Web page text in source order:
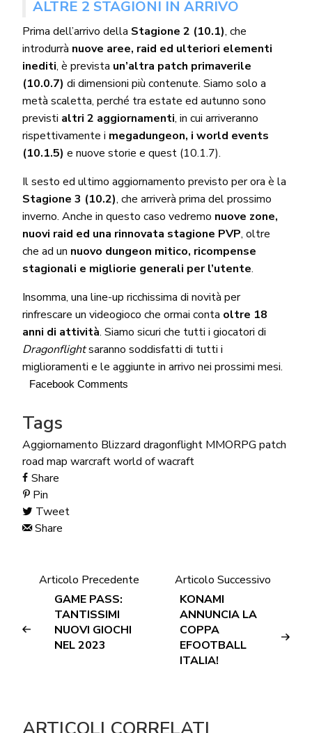
ALTRE 2 STAGIONI IN ARRIVO
Prima dell’arrivo della Stagione 2 (10.1), che
introdurrà nuove aree, raid ed ulteriori elementi
inediti, è prevista un’altra patch primaverile
(10.0.7) di dimensioni più contenute. Siamo solo a
metà scaletta, perché tra estate ed autunno sono
previsti altri 2 aggiornamenti, in cui arriveranno
rispettivamente i megadungeon, i world events
(10.1.5) e nuove storie e quest (10.1.7).
Il sesto ed ultimo aggiornamento previsto per ora è la
Stagione 3 (10.2), che arriverà prima del prossimo
inverno. Anche in questo caso vedremo nuove zone,
nuovi raid ed una rinnovata stagione PVP, oltre
che ad un nuovo dungeon mitico, ricompense
stagionali e migliorie generali per l’utente.
Insomma, una line-up ricchissima di novità per
rinfrescare un videogioco che ormai conta oltre 18
anni di attività. Siamo sicuri che tutti i giocatori di
Dragonflightsaranno soddisfatti di tutti i
miglioramenti e le aggiunte in arrivo nei prossimi mesi.
Facebook Comments
Tags
Aggiornamento Blizzard dragonflight MMORPG patch
road map warcraftworld of wacraft
Share
Pin
Tweet
Share
Articolo Precedente
GAME PASS:
TANTISSIMI
NUOVI GIOCHI
NEL 2023
Articolo Successivo
KONAMI
ANNUNCIA LA
COPPA
EFOOTBALL
ITALIA!